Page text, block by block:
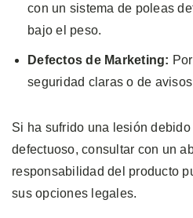
con un sistema de poleas
bajo el peso.
Defectos de Marketing:
seguridad claras o de
Si ha sufrido una lesión
defectuoso, consultar con un
responsabilidad del producto
sus opciones legales.